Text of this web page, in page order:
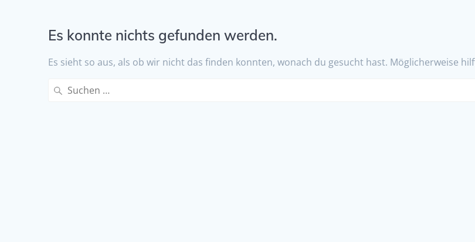
Es konnte nichts gefunden werden.
Es sieht so aus, als ob wir nicht das finden konnten, wonach du gesucht hast. Möglicherweise
Suche